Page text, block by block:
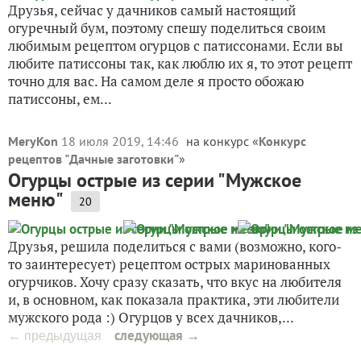
Друзья, сейчас у дачников самый настоящий
огуречный бум, поэтому спешу поделиться своим
любимым рецептом огурцов с патиссонами. Если вы
любите патиссоны так, как люблю их я, то этот рецепт
точно для вас. На самом деле я просто обожаю
патиссоны, ем...
MeryKon 18 июля 2019, 14:46 на конкурс «Конкурс
рецептов "Дачные заготовки"»
Огурцы острые из серии "Мужское
меню" 20
Друзья, решила поделиться с вами (возможно, кого-
то заинтересует) рецептом острых маринованных
огурчиков. Хочу сразу сказать, что вкус на любителя
и, в основном, как показала практика, эти любители
мужского рода :) Огурцов у всех дачников,...
← предыдущая следующая →